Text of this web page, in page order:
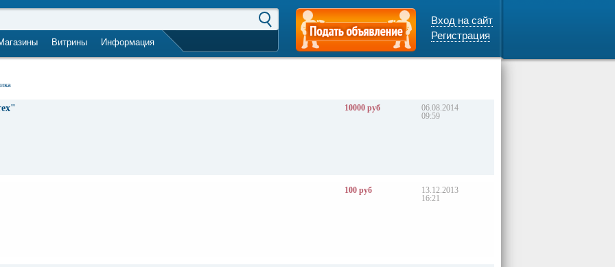
Витрины Информация
Вход на сайт
Регистрация
06.08.2014
09:59
10000 руб
13.12.2013
16:21
100 руб